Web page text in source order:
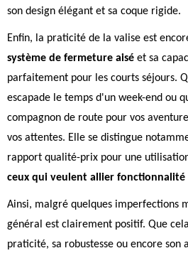
son design élégant et sa coque rigide.
Enfin, la praticité de la valise est
système de fermeture aisé et sa
parfaitement pour les courts séjours.
escapade le temps d'un week-end ou
compagnon de route pour vos
vos attentes. Elle se distingue
rapport qualité-prix pour une
ceux qui veulent allier fonctionnalité
Ainsi, malgré quelques imperfections
général est clairement positif. Que
praticité, sa robustesse ou encore son